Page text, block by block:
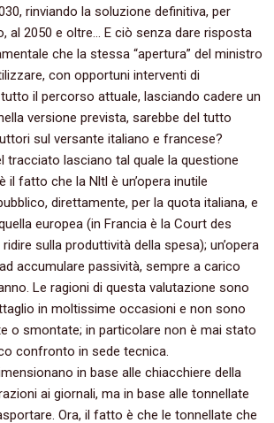
rinviando la soluzione definitiva, per
al 2050 e oltre… E ciò senza dare risposta
che la stessa “apertura” del ministro
con opportuni interventi di
il percorso attuale, lasciando cadere un
versione prevista, sarebbe del tutto
sul versante italiano e francese?
tracciato lasciano tal quale la questione
il fatto che la Nltl è un’opera inutile
direttamente, per la quota italiana, e
europea (in Francia è la Court des
sulla produttività della spesa); un’opera
accumulare passività, sempre a carico
Le ragioni di questa valutazione sono
in moltissime occasioni e non sono
o smontate; in particolare non è mai stato
confronto in sede tecnica.
in base alle chiacchiere della
ai giornali, ma in base alle tonnellate
Ora, il fatto è che le tonnellate che